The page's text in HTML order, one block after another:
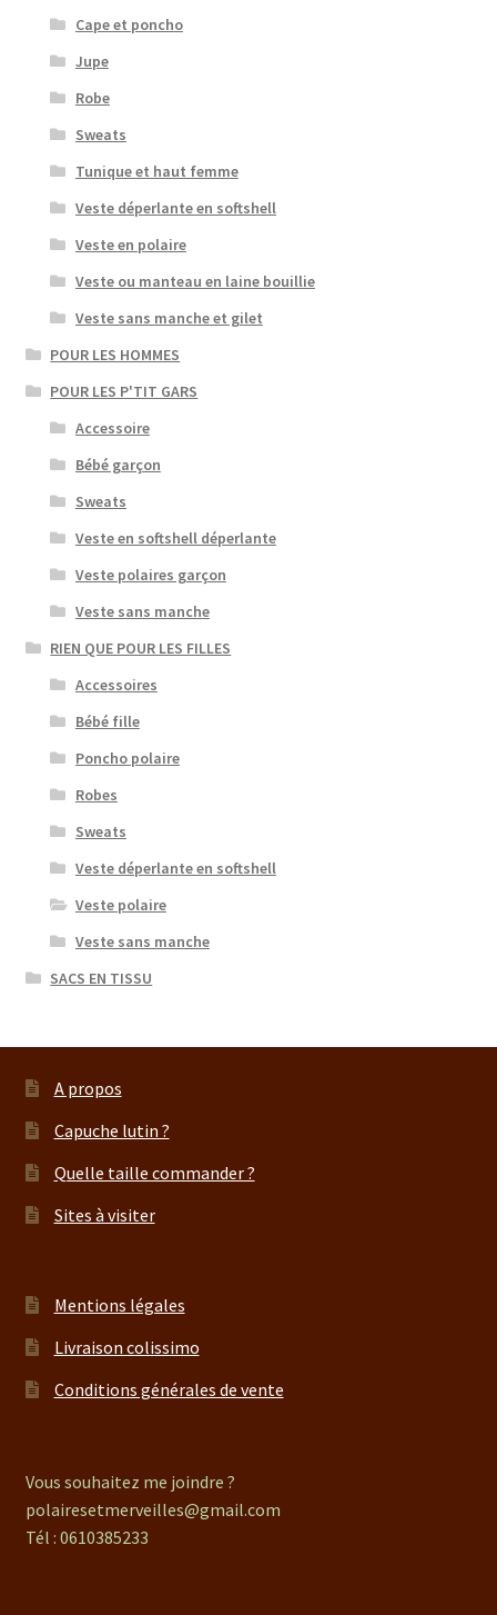
Cape et poncho
Jupe
Robe
Sweats
Tunique et haut femme
Veste déperlante en softshell
Veste en polaire
Veste ou manteau en laine bouillie
Veste sans manche et gilet
POUR LES HOMMES
POUR LES P'TIT GARS
Accessoire
Bébé garçon
Sweats
Veste en softshell déperlante
Veste polaires garçon
Veste sans manche
RIEN QUE POUR LES FILLES
Accessoires
Bébé fille
Poncho polaire
Robes
Sweats
Veste déperlante en softshell
Veste polaire
Veste sans manche
SACS EN TISSU
A propos
Capuche lutin ?
Quelle taille commander ?
Sites à visiter
Mentions légales
Livraison colissimo
Conditions générales de vente
Vous souhaitez me joindre ?
polairesetmerveilles@gmail.com
Tél : 0610385233